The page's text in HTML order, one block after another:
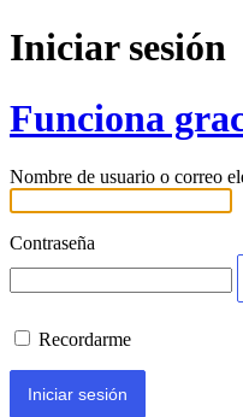
Iniciar sesión
Funciona
Nombre de usuario o correo
Contraseña
Recordarme